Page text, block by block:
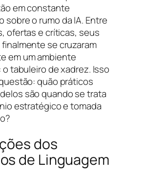
em constante
sobre o rumo da IA. Entre
ofertas e críticas, seus
se cruzaram
em um ambiente
tabuleiro de xadrez. Isso
quão práticos
são quando se trata
estratégico e tomada
dos
de Linguagem